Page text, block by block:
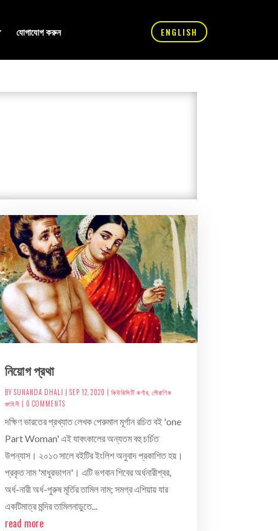
যোগাযোগ করুন ENGLISH
নিয়োগ প্রথা
BY SUNANDA DHALI | SEP 12, 2020 | কিউরিসিটি কর্ণার, পৌরাণিক
কাহিনী | 0 COMMENTS
দক্ষিণ ভারতের প্রখ্যাত লেখক পেরুমাল মূর্গান রচিত বই 'one
Part Woman' এই যাবৎকালের অন্যতম বহু চর্চিত
উপন্যাস। ২০১৩ সালে বইটির ইংলিশ অনুবাদ প্রকাশিত হয়।
প্রকৃত নাম 'মাধুরভাগন'। এটি ভগবান শিবের অর্ধনারীশ্বর,
অর্ধ-নারী অর্ধ-পুরুষ মূর্তির তামিল নাম; সমগ্র এশিয়ায় যার
একটিমাত্র মন্দির তামিলনাড়ুতে...
read more